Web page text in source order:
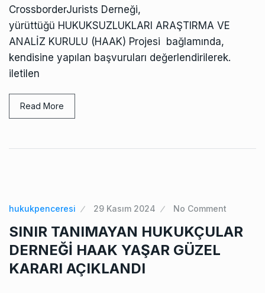
CrossborderJurists Derneği,
yürüttüğü HUKUKSUZLUKLARI ARAŞTIRMA VE
ANALİZ KURULU (HAAK) Projesi bağlamında,
kendisine yapılan başvuruları değerlendirilerek.
iletilen
Read More
hukukpenceresi 29 Kasım 2024 No Comment
SINIR TANIMAYAN HUKUKÇULAR
DERNEĞİ HAAK YAŞAR GÜZEL
KARARI AÇIKLANDI